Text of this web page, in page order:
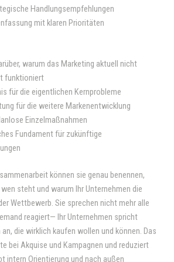
Handlungsempfehlungen
mit klaren Prioritäten
warum das Marketing aktuell nicht
funktioniert
für die eigentlichen Kernprobleme
für die weitere Markenentwicklung
Einzelmaßnahmen
Fundament für zukünftige
können sie genau benennen,
steht und warum Ihr Unternehmen die
Wettbewerb. Sie sprechen nicht mehr alle
reagiert— Ihr Unternehmen spricht
die wirklich kaufen wollen und können. Das
bei Akquise und Kampagnen und reduziert
intern Orientierung und nach außen